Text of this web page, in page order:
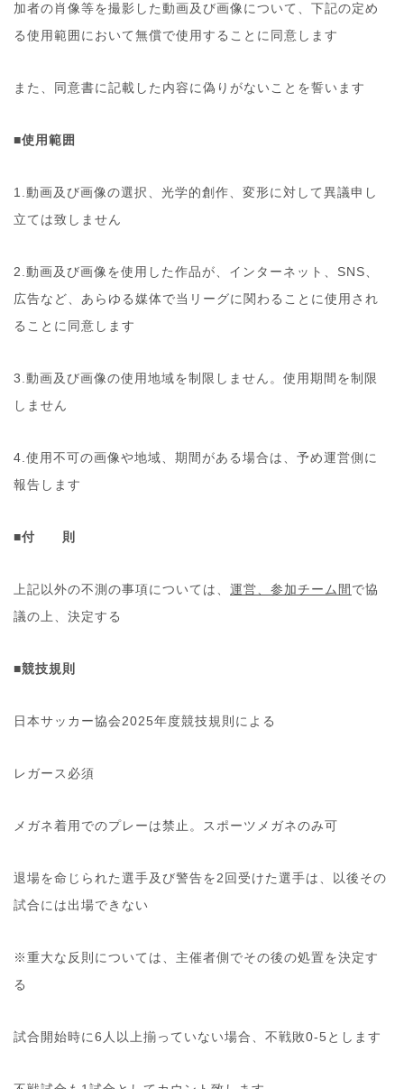
加者の肖像等を撮影した動画及び画像について、下記の定め
る使用範囲において無償で使用することに同意します
また、同意書に記載した内容に偽りがないことを誓います
■使用範囲
1.動画及び画像の選択、光学的創作、変形に対して異議申し
立ては致しません
2.動画及び画像を使用した作品が、インターネット、SNS、
広告など、あらゆる媒体で当リーグに関わることに使用され
ることに同意します
3.動画及び画像の使用地域を制限しません。使用期間を制限
しません
4.使用不可の画像や地域、期間がある場合は、予め運営側に
報告します
■付 則
上記以外の不測の事項については、 運営、参加チーム間 で協
議の上、決定する
■競技規則
日本サッカー協会2025年度競技規則による
レガース必須
メガネ着用でのプレーは禁止。スポーツメガネのみ可
退場を命じられた選手及び警告を2回受けた選手は、以後その
試合には出場できない
※重大な反則については、主催者側でその後の処置を決定す
る
試合開始時に6人以上揃っていない場合、不戦敗0-5とします